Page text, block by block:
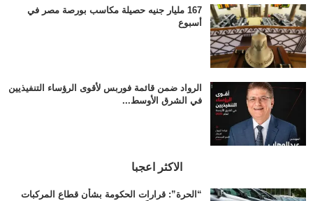
167 مليار جنيه حصيلة مكاسب بورصة مصر في
أسبوع
الرواد ضمن قائمة فوربس لأقوى الرؤساء التنفيذيين
في الشرق الأوسط...
الاكثر اعجبا
“الحرة”: قرارات الحكومة بشأن قطاع المركبات